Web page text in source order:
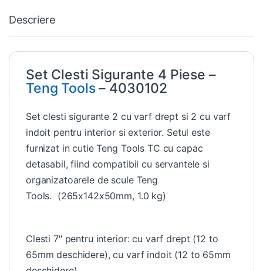
Descriere
Set Clesti Sigurante 4 Piese –
Teng Tools– 4030102
Set clesti sigurante 2 cu varf drept si 2 cu varf
indoit pentru interior si exterior. Setul este
furnizat in cutie Teng Tools TC cu capac
detasabil, fiind compatibil cu servantele si
organizatoarele de scule Teng
Tools. (265x142x50mm, 1.0 kg)
Clesti 7″ pentru interior: cu varf drept (12 to
65mm deschidere), cu varf indoit (12 to 65mm